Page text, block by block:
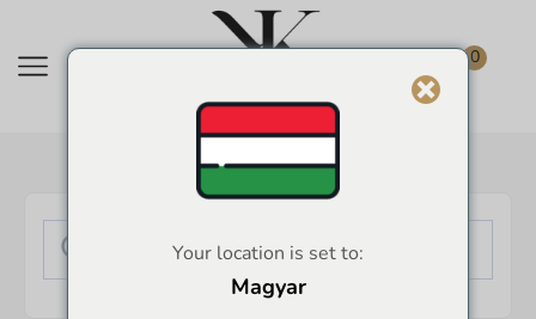
0
Your location is set to:
Magyar